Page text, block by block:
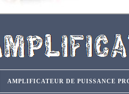
AMPLIFICATEUR DE PUISSANCE